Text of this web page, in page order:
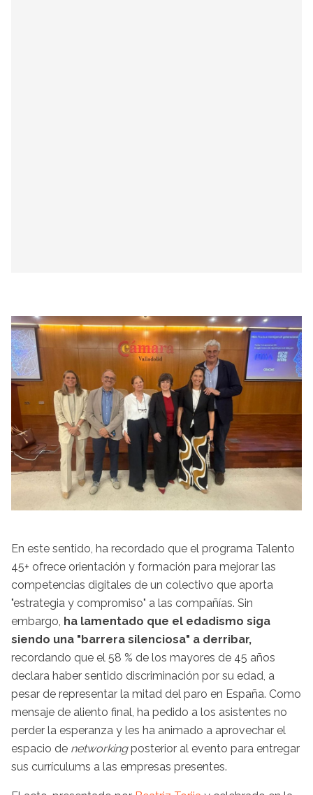
En este sentido, ha recordado que el programa Talento
45+ ofrece orientación y formación para mejorar las
competencias digitales de un colectivo que aporta
"estrategia y compromiso" a las compañías. Sin
embargo, ha lamentado que el edadismo siga
siendo una "barrera silenciosa" a derribar,
recordando que el 58 % de los mayores de 45 años
declara haber sentido discriminación por su edad, a
pesar de representar la mitad del paro en España. Como
mensaje de aliento final, ha pedido a los asistentes no
perder la esperanza y les ha animado a aprovechar el
espacio de networkingposterior al evento para entregar
sus currículums a las empresas presentes.